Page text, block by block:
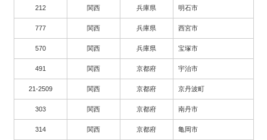
212 関西 兵庫県 明石市
777 関西 兵庫県 西宮市
570 関西 兵庫県 宝塚市
491 関西 京都府 宇治市
21-2509 関西 京都府 京丹波町
303 関西 京都府 南丹市
314 関西 京都府 亀岡市